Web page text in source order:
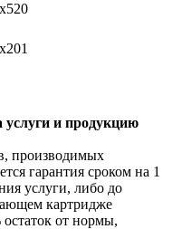
услуги и продукцию
производимых
гарантия сроком на 1
услуги, либо до
картридже
остаток от нормы,